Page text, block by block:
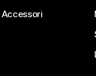
Accessori